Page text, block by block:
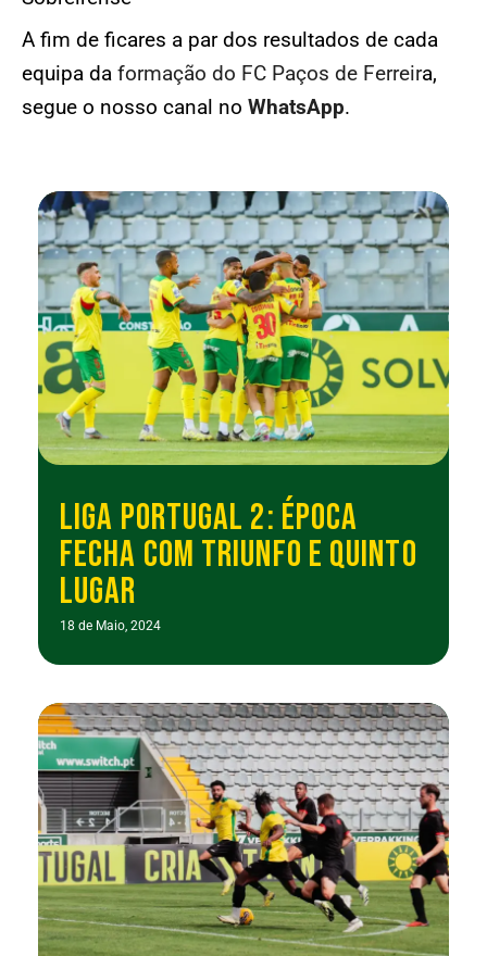
A fim de ficares a par dos resultados de cada
equipa da formação do FC Paços de Ferreira,
segue o nosso canal no WhatsApp.
LIGA PORTUGAL 2: ÉPOCA
FECHA COM TRIUNFO E QUINTO
LUGAR
18 de Maio, 2024